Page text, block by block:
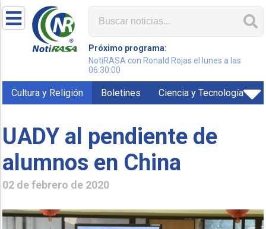
Próximo programa:
NotiRASA con Ronald Rojas el lunes a las
06:30:00
Cultura y Religión Boletines Ciencia y Tecnología
UADY al pendiente de
alumnos en China
02 de febrero de 2020